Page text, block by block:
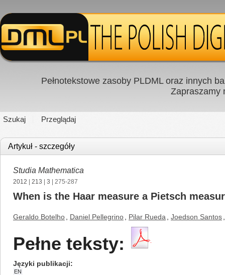
Pełnotekstowe zasoby PLDML oraz innych
Zapraszamy
Szukaj Przeglądaj
Artykuł - szczegóły
Studia Mathematica
2012 213 3 | 275-287
When is the Haar measure a Pietsch
Geraldo Botelho Daniel Pellegrino Pilar Rueda Joedson Santos
Pełne teksty:
Języki publikacji
EN